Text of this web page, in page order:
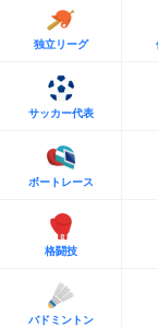
独立リーグ
サッカー代表
ボートレース
格闘技
バドミントン